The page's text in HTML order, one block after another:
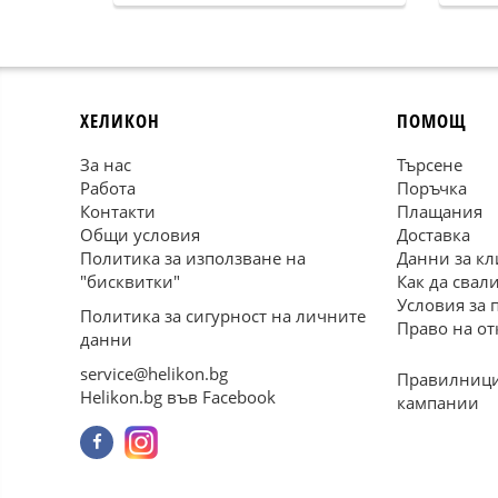
ХЕЛИКОН
За нас
Работа
Контакти
Общи условия
Политика за използване на
"бисквитки"
Политика за сигурност на личните
данни
service@helikon.bg
Helikon.bg във Facebook
ПОМОЩ
Търсене
Поръчка
Плащания
Доставка
Данни за
Как да
Условия за
Право на
кампании